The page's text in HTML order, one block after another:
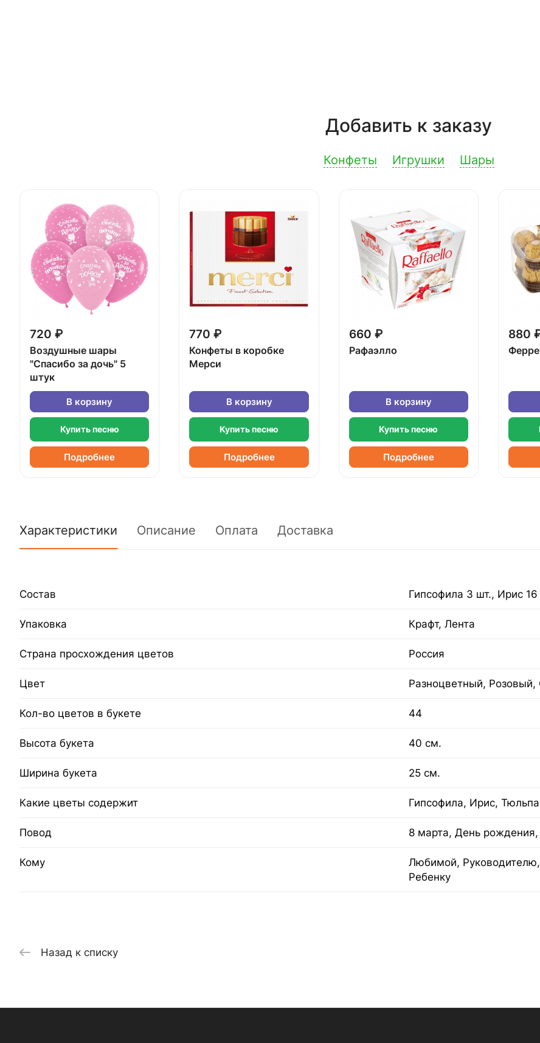
Добавить к заказу
Конфеты Игрушки Шары
720 ₽
Воздушные шары
"Спасибо за дочь" 5
штук
В корзину
Купить песню
Подробнее
770 ₽
Конфеты в коробке
Мерси
В корзину
Купить песню
Подробнее
660 ₽
Рафаэлло
В корзину
Купить песню
Подробнее
880
Характеристики Описание Оплата Доставка
Состав Гипсофила 3 шт., Ирис
Упаковка Крафт, Лента
Страна просхождения цветов Россия
Цвет Разноцветный, Розовый,
Кол-во цветов в букете 44
Высота букета 40 см.
Ширина букета 25 см.
Какие цветы содержит Гипсофила, Ирис,
Повод 8 марта, День рождения,
Кому
Любимой,
Ребенку
Назад к списку